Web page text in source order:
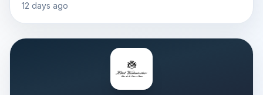
12 days ago